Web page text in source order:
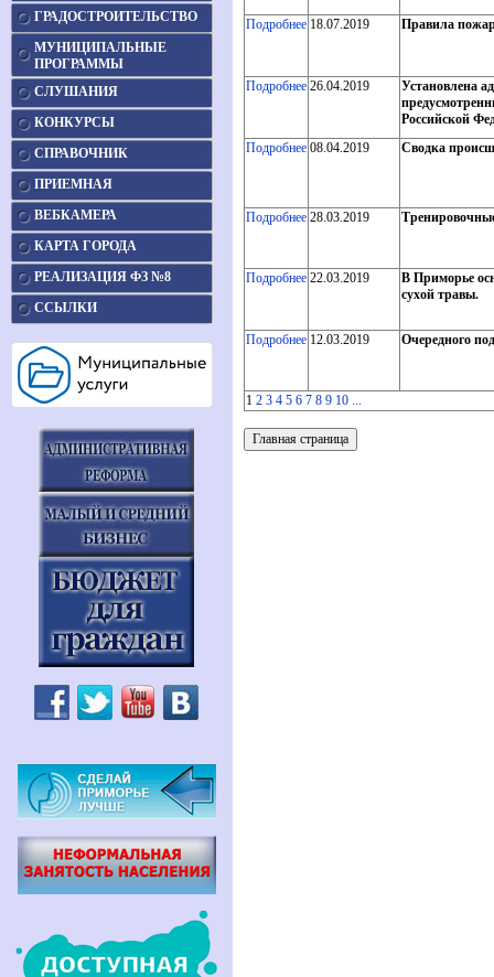
ГРАДОСТРОИТЕЛЬСТВО
МУНИЦИПАЛЬНЫЕ
ПРОГРАММЫ
СЛУШАНИЯ
КОНКУРСЫ
СПРАВОЧНИК
ПРИЕМНАЯ
ВЕБКАМЕРА
КАРТА ГОРОДА
РЕАЛИЗАЦИЯ ФЗ №8
ССЫЛКИ
Подробнее 18.07.2019 Правила
Подробнее 26.04.2019
Установлена
Российской
Подробнее 08.04.2019 Сводка
Подробнее 28.03.2019
Подробнее 22.03.2019
В Приморье
сухой травы.
Подробнее 12.03.2019 Очередного
1 2 3 4 5 6 7 8 9 10 ...